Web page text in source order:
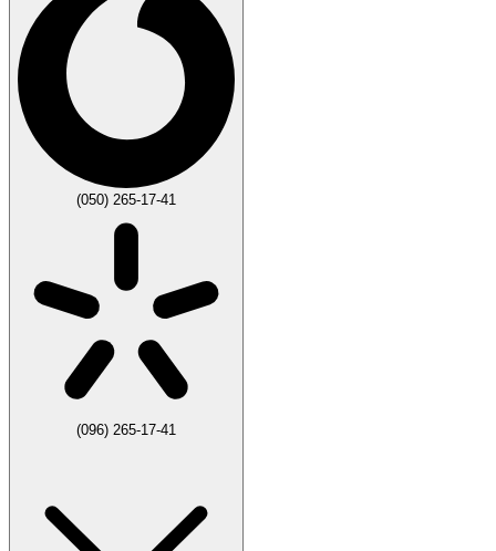
(050) 265-17-41
(096) 265-17-41